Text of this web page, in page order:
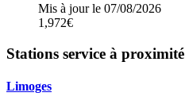
Mis à jour le 07/08/2026
1,972€
Stations service à proximité
Limoges